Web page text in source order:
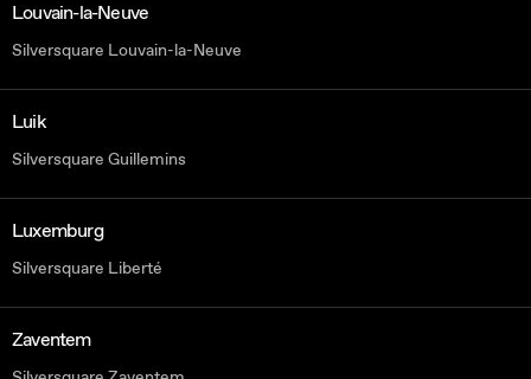
Louvain-la-Neuve
Silversquare Louvain-la-Neuve
Luik
Silversquare Guillemins
Luxemburg
Silversquare Liberté
Zaventem